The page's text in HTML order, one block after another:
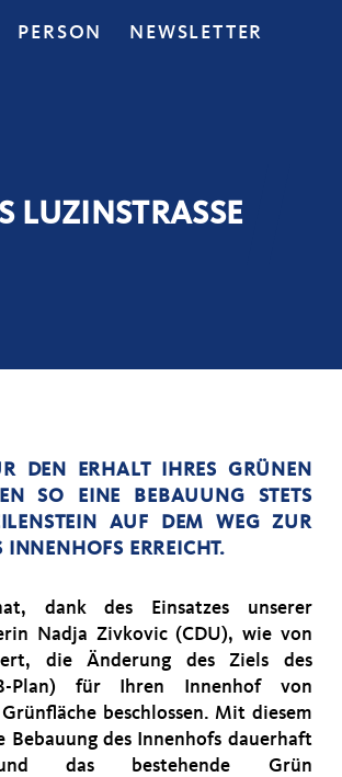
PERSON NEWSLETTER
LUZINSTRASSE
DEN ERHALT IHRES GRÜNEN
SO EINE BEBAUUNG STETS V
AUF DEM WEG ZUR D
ERREICHT.
dank des Einsatzes unserer
Nadja Zivkovic (CDU), wie von
die Änderung des Ziels des
Plan) für Ihren Innenhof von
beschlossen. Mit diesem
Bebauung des Innenhofs dauerhaft
und das bestehende Grün